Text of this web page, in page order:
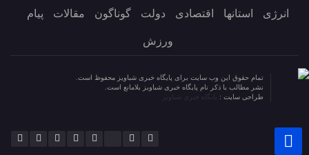
انرژی استانها اقتصادی دولت گوناگون مقالات پیام
ورزش
تمام حقوق این وب سایت برای پایگاه خبری شباویز محفوظ است.
نشر مطالب با ذکر نام پایگاه خبری شباویز بلامانع است.
طراحی سایت :